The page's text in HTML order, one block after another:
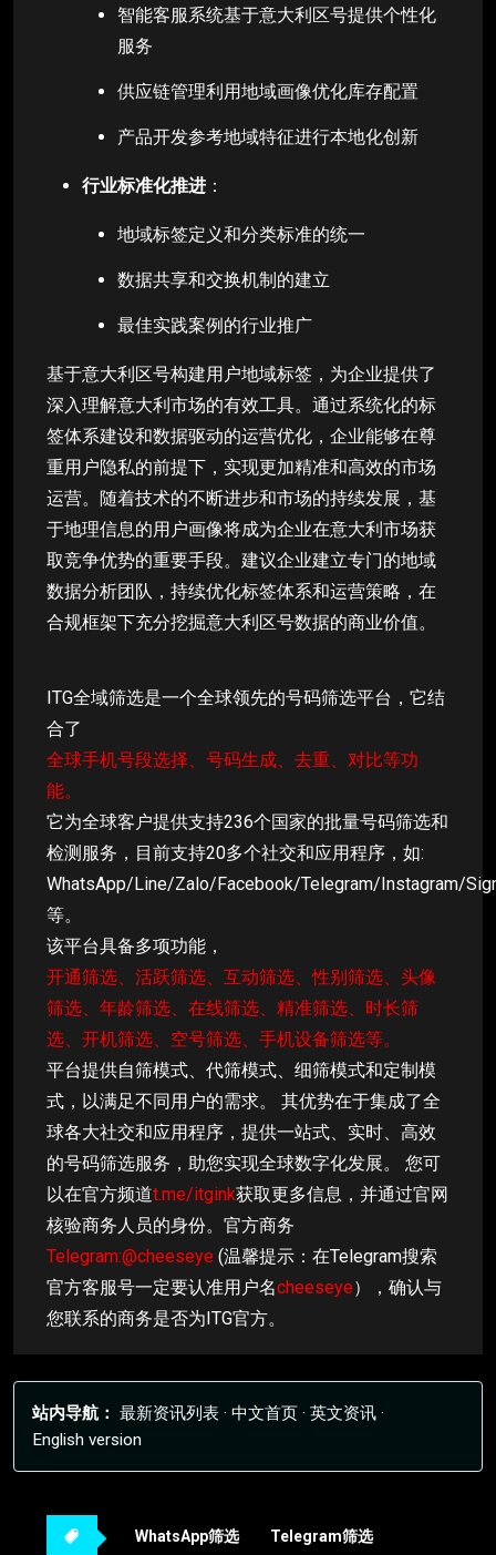
智能客服系统基于意大利区号提供个性化
服务
供应链管理利用地域画像优化库存配置
产品开发参考地域特征进行本地化创新
行业标准化推进 ：
地域标签定义和分类标准的统一
数据共享和交换机制的建立
最佳实践案例的行业推广
基于意大利区号构建用户地域标签，为企业提供了
深入理解意大利市场的有效工具。通过系统化的标
签体系建设和数据驱动的运营优化，企业能够在尊
重用户隐私的前提下，实现更加精准和高效的市场
运营。随着技术的不断进步和市场的持续发展，基
于地理信息的用户画像将成为企业在意大利市场获
取竞争优势的重要手段。建议企业建立专门的地域
数据分析团队，持续优化标签体系和运营策略，在
合规框架下充分挖掘意大利区号数据的商业价值。
ITG全域筛选是一个全球领先的号码筛选平台，它结
合了
全球手机号段选择、号码生成、去重、对比等功
能。
它为全球客户提供支持236个国家的批量号码筛选和
检测服务，目前支持20多个社交和应用程序，如:
WhatsApp/Line/Zalo/Facebook/Telegram/Instagram/
等。
该平台具备多项功能，
开通筛选、活跃筛选、互动筛选、性别筛选、头像
筛选、年龄筛选、在线筛选、精准筛选、时长筛
选、开机筛选、空号筛选、手机设备筛选等。
平台提供自筛模式、代筛模式、细筛模式和定制模
式，以满足不同用户的需求。 其优势在于集成了全
球各大社交和应用程序，提供一站式、实时、高效
的号码筛选服务，助您实现全球数字化发展。 您可
以在官方频道t.me/itgink获取更多信息，并通过官网
核验商务人员的身份。官方商务
Telegram:@cheeseye (温馨提示：在Telegram搜索
官方客服号一定要认准用户名cheeseye），确认与
您联系的商务是否为ITG官方。
站内导航： 最新资讯列表 · 中文首页 · 英文资讯 ·
English version
WhatsApp筛选 Telegram筛选